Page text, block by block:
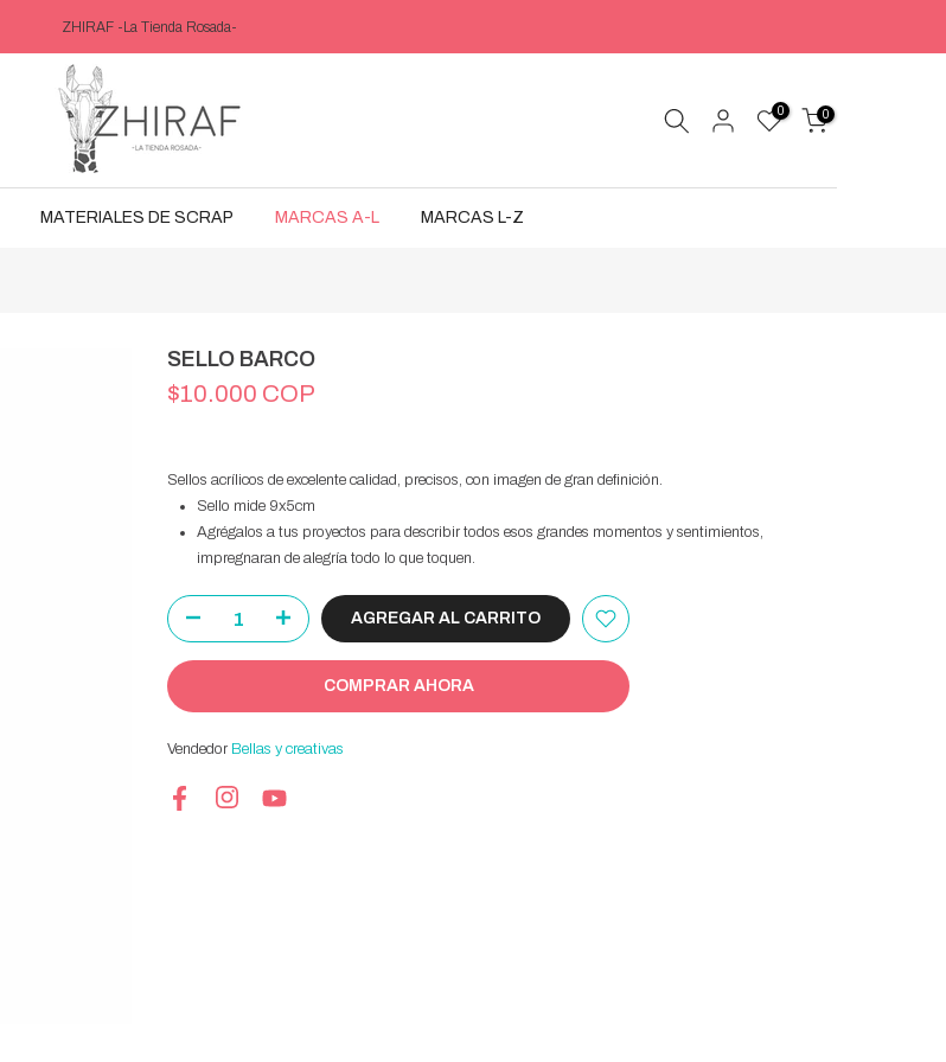
ZHIRAF -La Tienda Rosada-
0 0
MATERIALES DE SCRAP MARCAS A-L MARCAS L-Z
SELLO BARCO
$10.000 COP
Sellos acrílicos de excelente calidad, precisos, con imagen de gran definición.
Sello mide 9x5cm
Agrégalos a tus proyectos para describir todos esos grandes momentos y sentimientos,
impregnaran de alegría todo lo que toquen.
AGREGAR AL CARRITO
COMPRAR AHORA
Vendedor Bellas y creativas